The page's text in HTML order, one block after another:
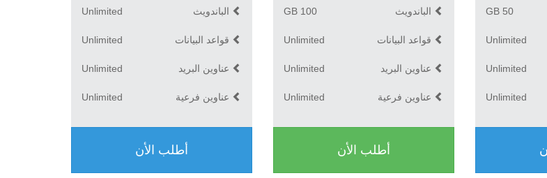
50 GB
Unlimited
Unlimited
Unlimited
الباندويث 100 GB
قواعد البيانات Unlimited
عناوين البريد Unlimited
عناوين فرعية Unlimited
أطلب الأن
الباندويث Unlimited
قواعد البيانات Unlimited
عناوين البريد Unlimited
عناوين فرعية Unlimited
أطلب الأن